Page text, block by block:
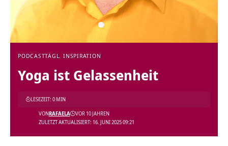
PODCASTTÄGL. INSPIRATION
Yoga ist Gelassenheit
ZULETZT AKTUALISIERT: 16. JUNI 2025 09:21
VONRAFAELA VOR 10 JAHREN
LESEZEIT: 0 MIN